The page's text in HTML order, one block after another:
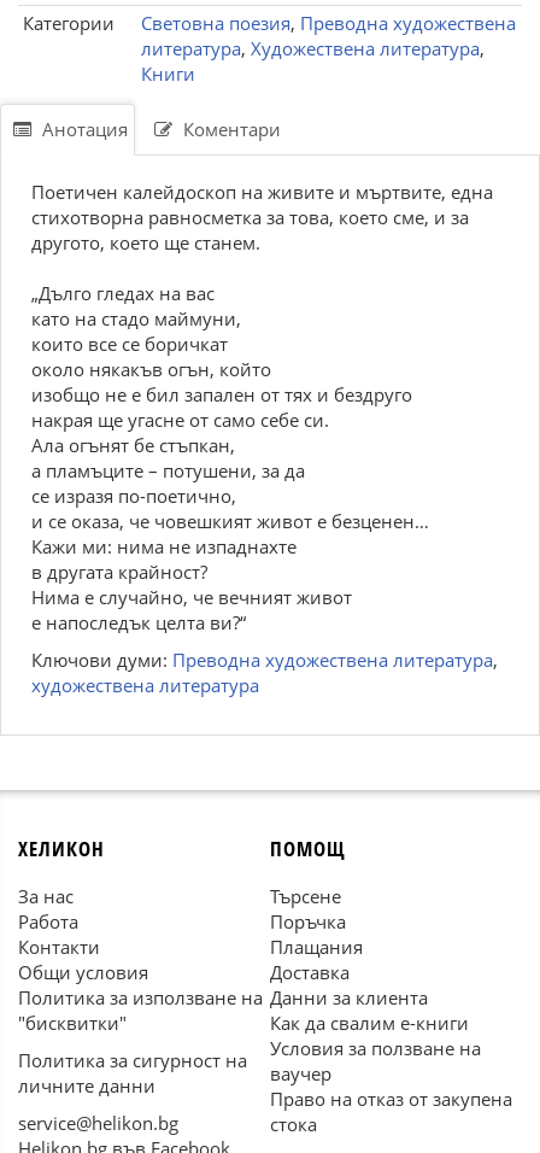
Категории
Световна поезия, Преводна художествена
литература, Художествена литература,
Книги
Анотация Коментари
Поетичен калейдоскоп на живите и мъртвите, една
стихотворна равносметка за това, което сме, и за
другото, което ще станем.
„Дълго гледах на вас
като на стадо маймуни,
които все се боричкат
около някакъв огън, който
изобщо не е бил запален от тях и бездруго
накрая ще угасне от само себе си.
Ала огънят бе стъпкан,
а пламъците – потушени, за да
се изразя по-поетично,
и се оказа, че човешкият живот е безценен…
Кажи ми: нима не изпаднахте
в другата крайност?
Нима е случайно, че вечният живот
е напоследък целта ви?“
Ключови думи: Преводна художествена литература,
художествена литература
ХЕЛИКОН
За нас
Работа
Контакти
Общи условия
Политика за използване на
"бисквитки"
Политика за сигурност на
личните данни
service@helikon.bg
Helikon.bg във Facebook
ПОМОЩ
Търсене
Поръчка
Плащания
Доставка
Данни за клиента
Как да свалим е-книги
Условия за ползване на
ваучер
Право на отказ от закупена
стока